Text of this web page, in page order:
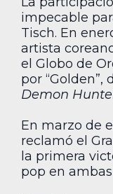
impecable
Tisch. En
artista
el Globo de
por
Demon
En marzo de
reclamó el
la primera
pop en